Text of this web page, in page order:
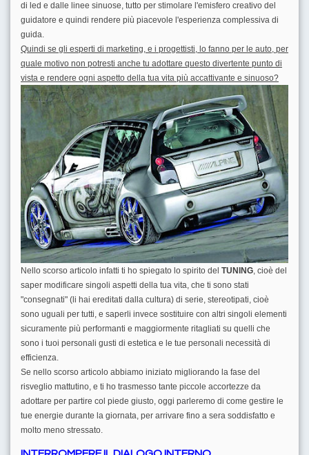
di led e dalle linee sinuose, tutto per stimolare l'emisfero creativo del
guidatore e quindi rendere più piacevole l'esperienza complessiva di
guida.
Quindi se gli esperti di marketing, e i progettisti, lo fanno per le auto, per
quale motivo non potresti anche tu adottare questo divertente punto di
vista e rendere ogni aspetto della tua vita più accattivante e sinuoso?
Nello scorso articolo infatti ti ho spiegato lo spirito del TUNING , cioè del
saper modificare singoli aspetti della tua vita, che ti sono stati
"consegnati" (li hai ereditati dalla cultura) di serie, stereotipati, cioè
sono uguali per tutti, e saperli invece sostituire con altri singoli elementi
sicuramente più performanti e maggiormente ritagliati su quelli che
sono i tuoi personali gusti di estetica e le tue personali necessità di
efficienza.
Se nello scorso articolo abbiamo iniziato migliorando la fase del
risveglio mattutino, e ti ho trasmesso tante piccole accortezze da
adottare per partire col piede giusto, oggi parleremo di come gestire le
tue energie durante la giornata, per arrivare fino a sera soddisfatto e
molto meno stressato.